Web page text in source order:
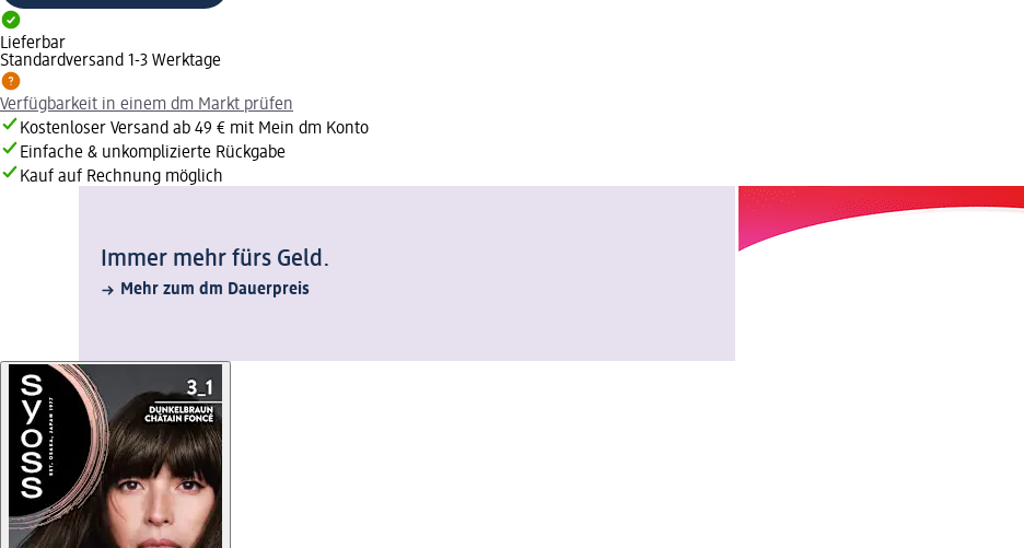
Lieferbar
Standardversand 1-3 Werktage
Verfügbarkeit in einem dm Markt prüfen
Kostenloser Versand ab 49 € mit Mein dm Konto
Einfache & unkomplizierte Rückgabe
Kauf auf Rechnung möglich
Immer mehr fürs Geld.
Mehr zum dm Dauerpreis